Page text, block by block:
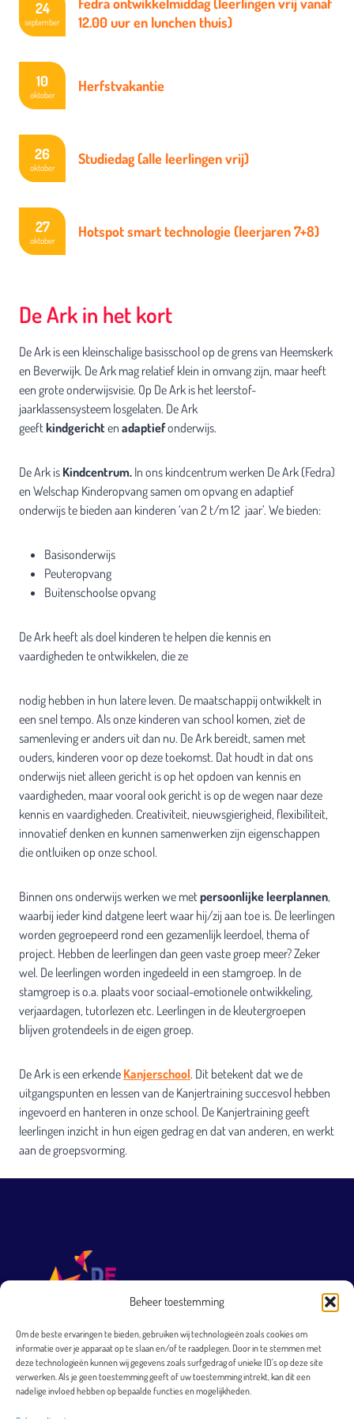
Beheer toestemming
Om de beste ervaringen te bieden, gebruiken wij technologieën zoals cookies om
informatie over je apparaat op te slaan en/of te raadplegen. Door in te stemmen met
deze technologieën kunnen wij gegevens zoals surfgedrag of unieke ID's op deze site
verwerken. Als je geen toestemming geeft of uw toestemming intrekt, kan dit een
nadelige invloed hebben op bepaalde functies en mogelijkheden.
24
september
12.00 uur en lunchen thuis)
10
oktober
Herfstvakantie
26
oktober
Studiedag (alle leerlingen vrij)
27
oktober
Hotspot smart technologie (leerjaren 7+8)
De Ark in het kort
De Ark is een kleinschalige basisschool op de grens van Heemskerk
en Beverwijk. De Ark mag relatief klein in omvang zijn, maar heeft
een grote onderwijsvisie. Op De Ark is het leerstof-
jaarklassensysteem losgelaten. De Ark
geeftkindgerichten adaptiefonderwijs.
De Ark is Kindcentrum. In ons kindcentrum werken De Ark (Fedra)
en Welschap Kinderopvang samen om opvang en adaptief
onderwijs te bieden aan kinderen ‘van 2 t/m 12 jaar’. We bieden:
Basisonderwijs
Peuteropvang
Buitenschoolse opvang
De Ark heeft als doel kinderen te helpen díe kennis en
vaardigheden te ontwikkelen, die ze
nodig hebben in hun latere leven. De maatschappij ontwikkelt in
een snel tempo. Als onze kinderen van school komen, ziet de
samenleving er anders uit dan nu. De Ark bereidt, samen met
ouders, kinderen voor op deze toekomst. Dat houdt in dat ons
onderwijs niet alleen gericht is op het opdoen van kennis en
vaardigheden, maar vooral ook gericht is op de wegen naar deze
kennis en vaardigheden. Creativiteit, nieuwsgierigheid, flexibiliteit,
innovatief denken en kunnen samenwerken zijn eigenschappen
die ontluiken op onze school.
Binnen ons onderwijs werken we metpersoonlijke leerplannen,
waarbij ieder kind datgene leert waar hij/zij aan toe is. De leerlingen
worden gegroepeerd rond een gezamenlijk leerdoel, thema of
project. Hebben de leerlingen dan geen vaste groep meer? Zeker
wel. De leerlingen worden ingedeeld in een stamgroep. In de
stamgroep is o.a. plaats voor sociaal-emotionele ontwikkeling,
verjaardagen, tutorlezen etc. Leerlingen in de kleutergroepen
blijven grotendeels in de eigen groep.
De Ark is een erkende Kanjerschool. Dit betekent dat we de
uitgangspunten en lessen van de Kanjertraining succesvol hebben
ingevoerd en hanteren in onze school. De Kanjertraining geeft
leerlingen inzicht in hun eigen gedrag en dat van anderen, en werkt
aan de groepsvorming.
T 0251 231 569
directie@arkheemskerk.nl